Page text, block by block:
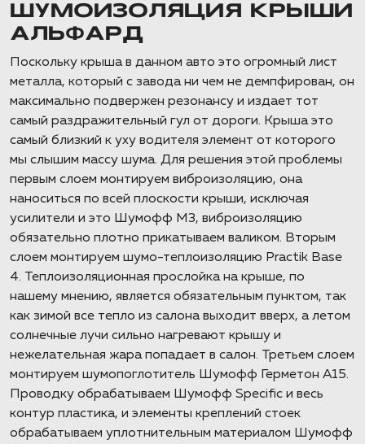
ШУМОИЗОЛЯЦИЯ КРЫШИ
АЛЬФАРД
Поскольку крыша в данном авто это огромный лист
металла, который с завода ни чем не демпфирован, он
максимально подвержен резонансу и издает тот
самый раздражительный гул от дороги. Крыша это
самый близкий к уху водителя элемент от которого
мы слышим массу шума. Для решения этой проблемы
первым слоем монтируем виброизоляцию, она
наноситься по всей плоскости крыши, исключая
усилители и это Шумофф М3, виброизоляцию
обязательно плотно прикатываем валиком. Вторым
слоем монтируем шумо-теплоизоляцию Practik Base
4. Теплоизоляционная прослойка на крыше, по
нашему мнению, является обязательным пунктом, так
как зимой все тепло из салона выходит вверх, а летом
солнечные лучи сильно нагревают крышу и
нежелательная жара попадает в салон. Третьем слоем
монтируем шумопоглотитель Шумофф Герметон А15.
Проводку обрабатываем Шумофф Specific и весь
контур пластика, и элементы креплений стоек
обрабатываем уплотнительным материалом Шумофф